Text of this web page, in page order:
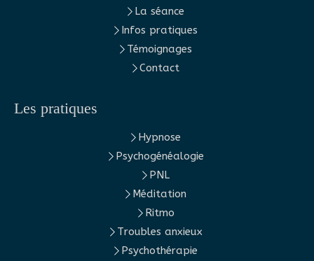
La séance
Infos pratiques
Témoignages
Contact
Les pratiques
Hypnose
Psychogénéalogie
PNL
Méditation
Ritmo
Troubles anxieux
Psychothérapie